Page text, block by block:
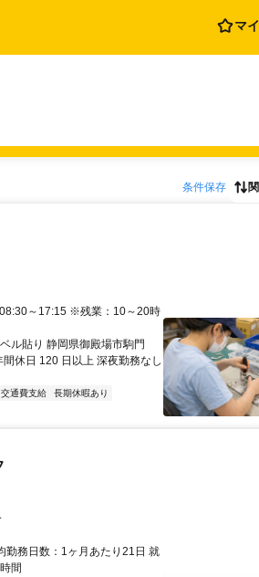
マ
条件保存
～17:15 ※残業：10～20時
ル貼り 静岡県御殿場市駒門
休日 120 日以上 深夜勤務なし
交通費支給
長期休暇あり
勤務日数：1ヶ月あたり21日 就
間